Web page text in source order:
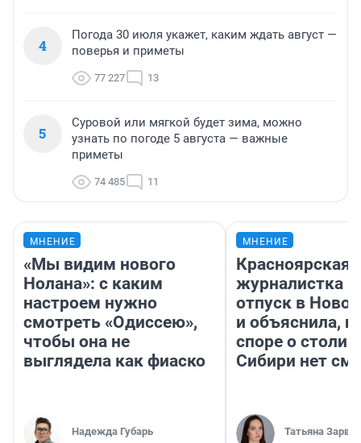
4
Погода 30 июля укажет, каким ждать август —
поверья и приметы
77 227 13
5
Суровой или мягкой будет зима, можно
узнать по погоде 5 августа — важные
приметы
74 485 11
МНЕНИЕ
«Мы видим нового
Нолана»: с каким
настроем нужно
смотреть «Одиссею»,
чтобы она не
выглядела как фиаско
Надежда Губарь
МНЕНИЕ
Красноярская
журналистка
отпуск в
и объяснила,
споре о
Сибири нет
Татьяна Зарва